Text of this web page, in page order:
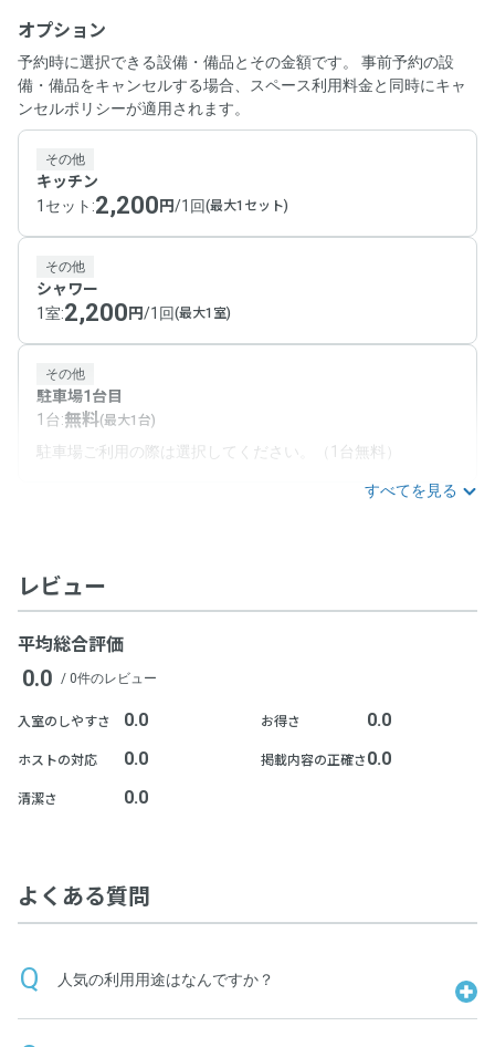
オプション
予約時に選択できる設備・備品とその金額です。 事前予約の設
備・備品をキャンセルする場合、スペース利用料金と同時にキャ
ンセルポリシーが適用されます。
その他
キッチン
1セット :2,200円/1回(最大1セット)
その他
シャワー
1室:2,200円/1回(最大1室)
その他
駐車場1台目
1台:無料(最大1台)
駐車場ご利用の際は選択してください。（1台無料）
すべてを見る
レビュー
平均総合評価
0.0 / 0件のレビュー
入室のしやすさ 0.0
ホストの対応 0.0
清潔さ 0.0
お得さ 0.0
掲載内容の正確さ 0.0
よくある質問
人気の利用用途はなんですか？